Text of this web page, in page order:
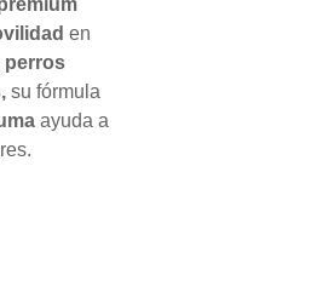
en
perros
su fórmula
ayuda a